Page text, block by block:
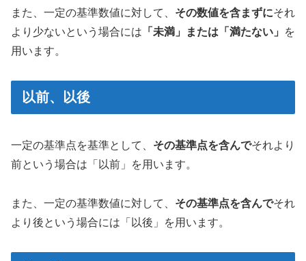
また、一定の基準数値に対して、 その数値を含まずにそれ
より少ないという場合には 「未満」または「満たない」
を
用います。
以前、以後
一定の基準点を基準として、 その基準点を含んでそれより
前という場合は「以前」を用います。
また、一定の基準数値に対して、 その基準点を含んでそれ
より後という場合には「以後」を用います。